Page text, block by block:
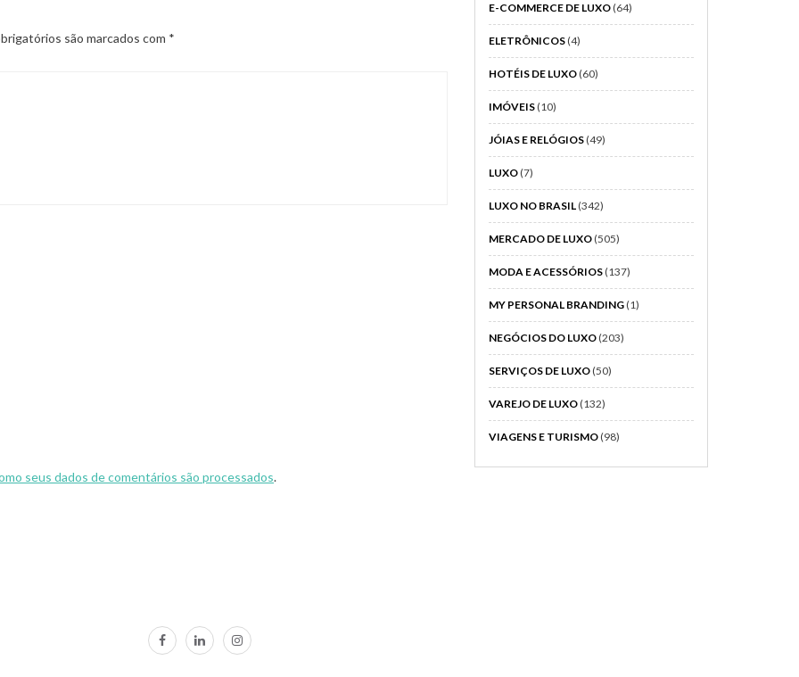
são marcados com *
seus dados de comentários são processados.
E-COMMERCE DE LUXO(64)
ELETRÔNICOS(4)
HOTÉIS DE LUXO(60)
IMÓVEIS(10)
JÓIAS E RELÓGIOS(49)
LUXO(7)
LUXO NO BRASIL(342)
MERCADO DE LUXO(505)
MODA E ACESSÓRIOS(137)
MY PERSONAL BRANDING(1)
NEGÓCIOS DO LUXO(203)
SERVIÇOS DE LUXO(50)
VAREJO DE LUXO(132)
VIAGENS E TURISMO(98)